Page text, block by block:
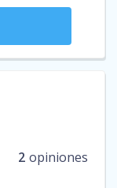
2 opiniones